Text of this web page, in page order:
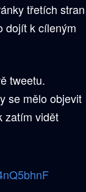
třetích stran
dojít k cíleným
tweetu.
se mělo objevit
zatím vidět